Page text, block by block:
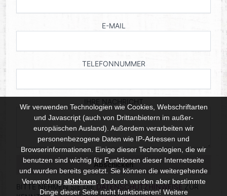
Wir verwenden Technologien wie Cookies, Webschriftarten
und Javascript (auch von Drittanbietern im außer-
europäischen Ausland). Außerdem verarbeiten wir
personenbezogene Daten wie IP-Adressen und
Browserinformationen. Einige dieser Technologien, die wir
benutzen sind wichtig für Funktionen dieser Internetseite
und wurden bereits gesetzt. Sie können die weitergehende
Verwendung ablehnen
Dadurch werden aber bestimmte
Dinge dieser Seite nicht funktionieren! Weitere